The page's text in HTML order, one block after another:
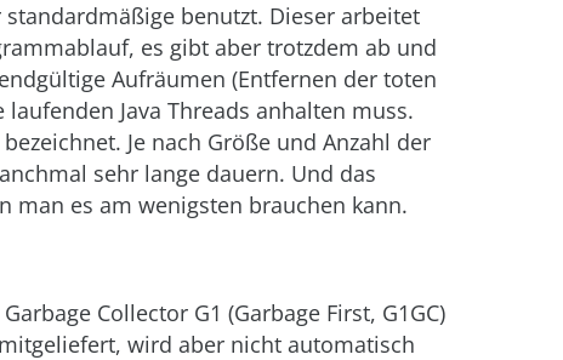
benutzt. Dieser arbeitet
es gibt aber trotzdem ab und
Aufräumen (Entfernen der toten
Java Threads anhalten muss.
Je nach Größe und Anzahl der
sehr lange dauern. Und das
man es am wenigsten brauchen kann.
Collector G1 (Garbage First, G1GC)
wird aber nicht automatisch